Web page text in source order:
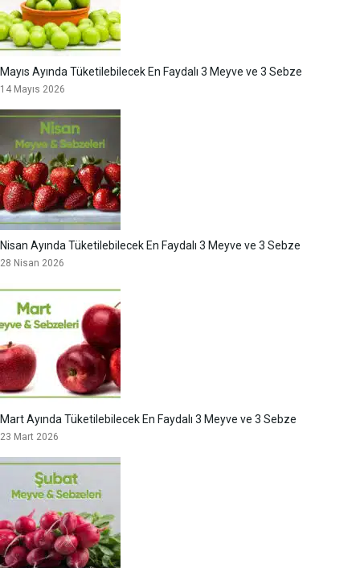
Mayıs Ayında Tüketilebilecek En Faydalı 3 Meyve ve 3 Sebze
14 Mayıs 2026
Nisan Ayında Tüketilebilecek En Faydalı 3 Meyve ve 3 Sebze
28 Nisan 2026
Mart Ayında Tüketilebilecek En Faydalı 3 Meyve ve 3 Sebze
23 Mart 2026